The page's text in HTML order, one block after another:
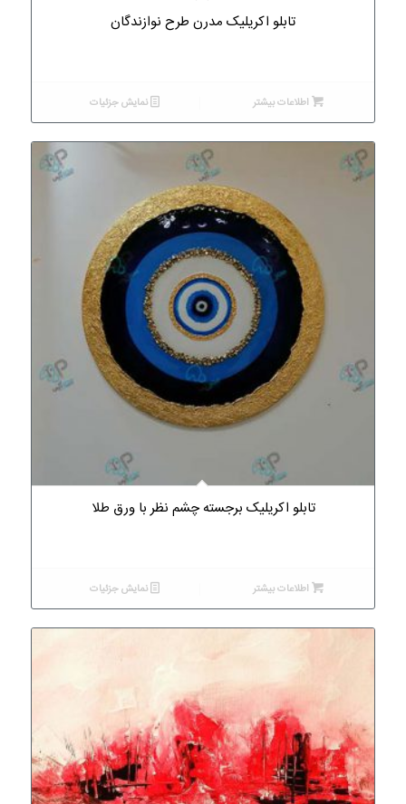
تابلو اکریلیک مدرن طرح نوازندگان
اطلاعات بیشتر نمایش جزئیات
تابلو اکریلیک برجسته چشم نظر با ورق طلا
اطلاعات بیشتر نمایش جزئیات